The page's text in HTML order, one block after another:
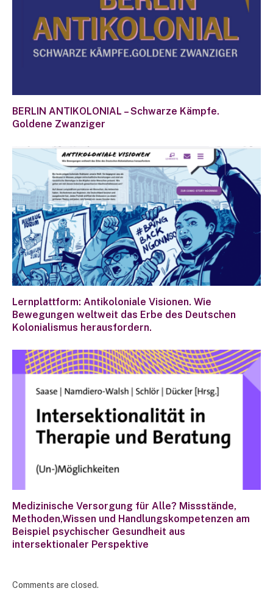
BERLIN ANTIKOLONIAL – Schwarze Kämpfe.
Goldene Zwanziger
Lernplattform: Antikoloniale Visionen. Wie
Bewegungen weltweit das Erbe des Deutschen
Kolonialismus herausfordern.
Medizinische Versorgung für Alle? Missstände,
Methoden,Wissen und Handlungskompetenzen am
Beispiel psychischer Gesundheit aus
intersektionaler Perspektive
Comments are closed.